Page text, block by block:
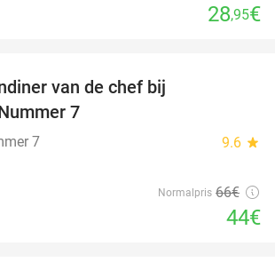
28,95€
van de chef bij
7
7 9.6 star
Normalpris 66€
44€